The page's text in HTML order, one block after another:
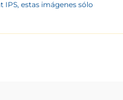
estas imágenes sólo